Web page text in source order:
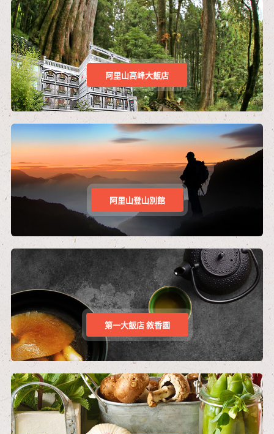
阿里山高峰大飯店
阿里山登山別館
第一大飯店 敘香園